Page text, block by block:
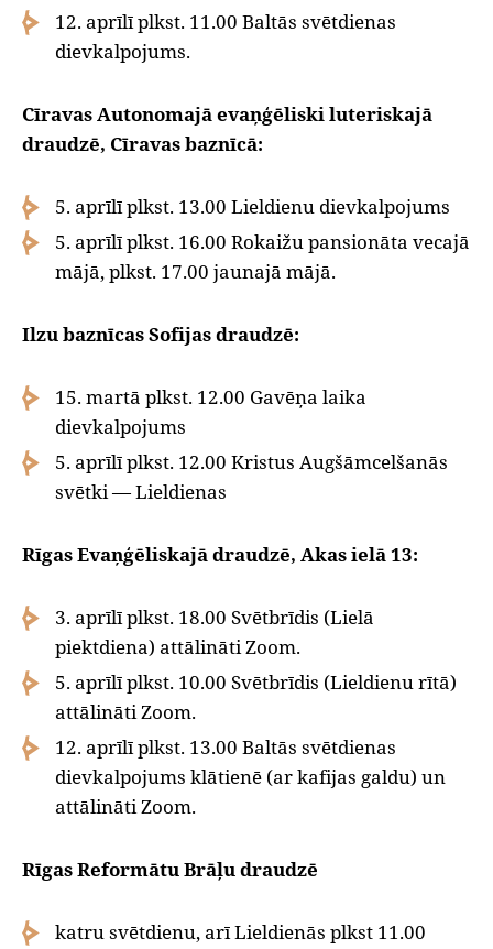
12. aprīlī plkst. 11.00 Baltās svētdienas
dievkalpojums.
Cīravas Autonomajā evaņģēliski luteriskajā
draudzē, Cīravas baznīcā:
5. aprīlī plkst. 13.00 Lieldienu dievkalpojums
5. aprīlī plkst. 16.00 Rokaižu pansionāta vecajā
mājā, plkst. 17.00 jaunajā mājā.
Ilzu baznīcas Sofijas draudzē:
15. martā plkst. 12.00 Gavēņa laika
dievkalpojums
5. aprīlī plkst. 12.00 Kristus Augšāmcelšanās
svētki — Lieldienas
Rīgas Evaņģēliskajā draudzē, Akas ielā 13:
3. aprīlī plkst. 18.00 Svētbrīdis (Lielā
piektdiena) attālināti Zoom.
5. aprīlī plkst. 10.00 Svētbrīdis (Lieldienu rītā)
attālināti Zoom.
12. aprīlī plkst. 13.00 Baltās svētdienas
dievkalpojums klātienē (ar kafijas galdu) un
attālināti Zoom.
Rīgas Reformātu Brāļu draudzē
katru svētdienu, arī Lieldienās plkst 11.00